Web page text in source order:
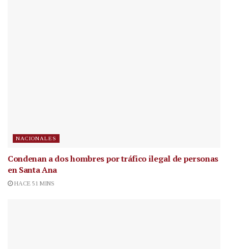
NACIONALES
Condenan a dos hombres por tráfico ilegal de personas
en Santa Ana
HACE 51 MINS